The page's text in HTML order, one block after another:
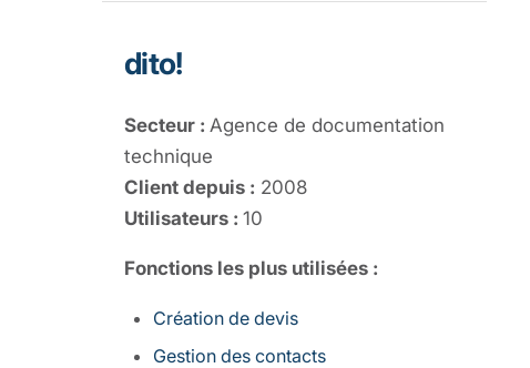
dito!
Secteur :Agence de documentation
technique
Client depuis : 2008
Utilisateurs :10
Fonctions les plus utilisées :
Création de devis
Gestion des contacts